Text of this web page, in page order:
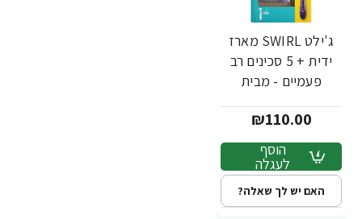
ג'ילט SWIRL מארז
ידית + 5 סכינים רב
פעמיים - מבית
₪110.00
הוסף
לעגלה
האם יש לך שאלה?